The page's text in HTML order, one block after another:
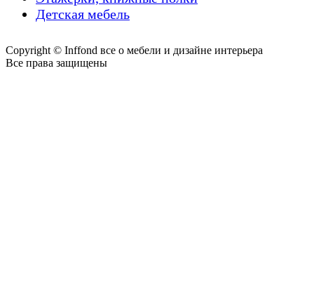
Детская мебель
Copyright © Inffond все о мебели и дизайне интерьера
Все права защищены